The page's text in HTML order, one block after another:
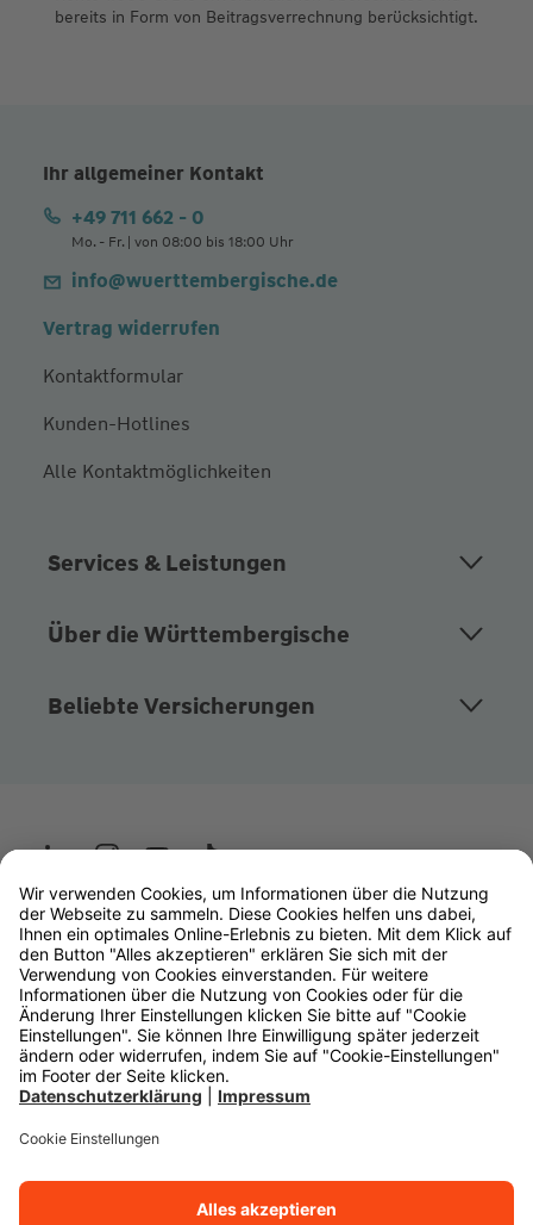
bereits in Form von Beitragsverrechnung berücksichtigt.
Ihr allgemeiner Kontakt
+49 711 662 - 0
Mo. - Fr. | von 08:00 bis 18:00 Uhr
info@wuerttembergische.de
Vertrag widerrufen
Kontaktformular
Kunden-Hotlines
Alle Kontaktmöglichkeiten
Services & Leistungen
Über die Württembergische
Beliebte Versicherungen
Wüstenrot
W&W Gruppe
OLB Bank
Makler
Impressum
Datenschutz
Rechtliche Hinweise
Cookie-Einstellungen